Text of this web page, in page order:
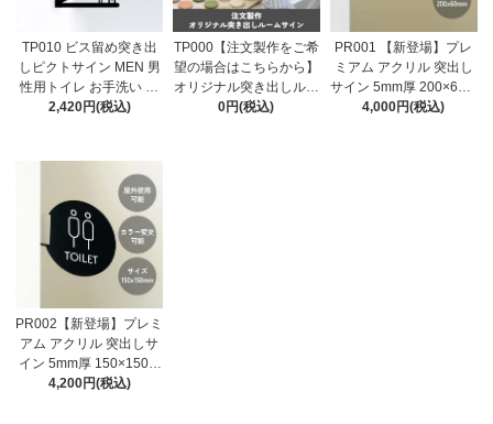
TP010 ビス留め突き出
しピクトサイン MEN 男
性用トイレ お手洗い ピ
クトサインのみ 選べる2
文字 ブラケット
2,420円(税込)
TP000【注文製作をご希
望の場合はこちらから】
オリジナル突き出しルー
ムサイン 御見積書専用
0円(税込)
PR001 【新登場】プレ
ミアム アクリル 突出し
サイン 5mm厚 200×60m
m toilet 両面表示 屋外対
4,000円(税込)
PR002【新登場】プレミ
アム アクリル 突出しサ
イン 5mm厚 150×150m
m toilet 両面表示 屋外対
4,200円(税込)